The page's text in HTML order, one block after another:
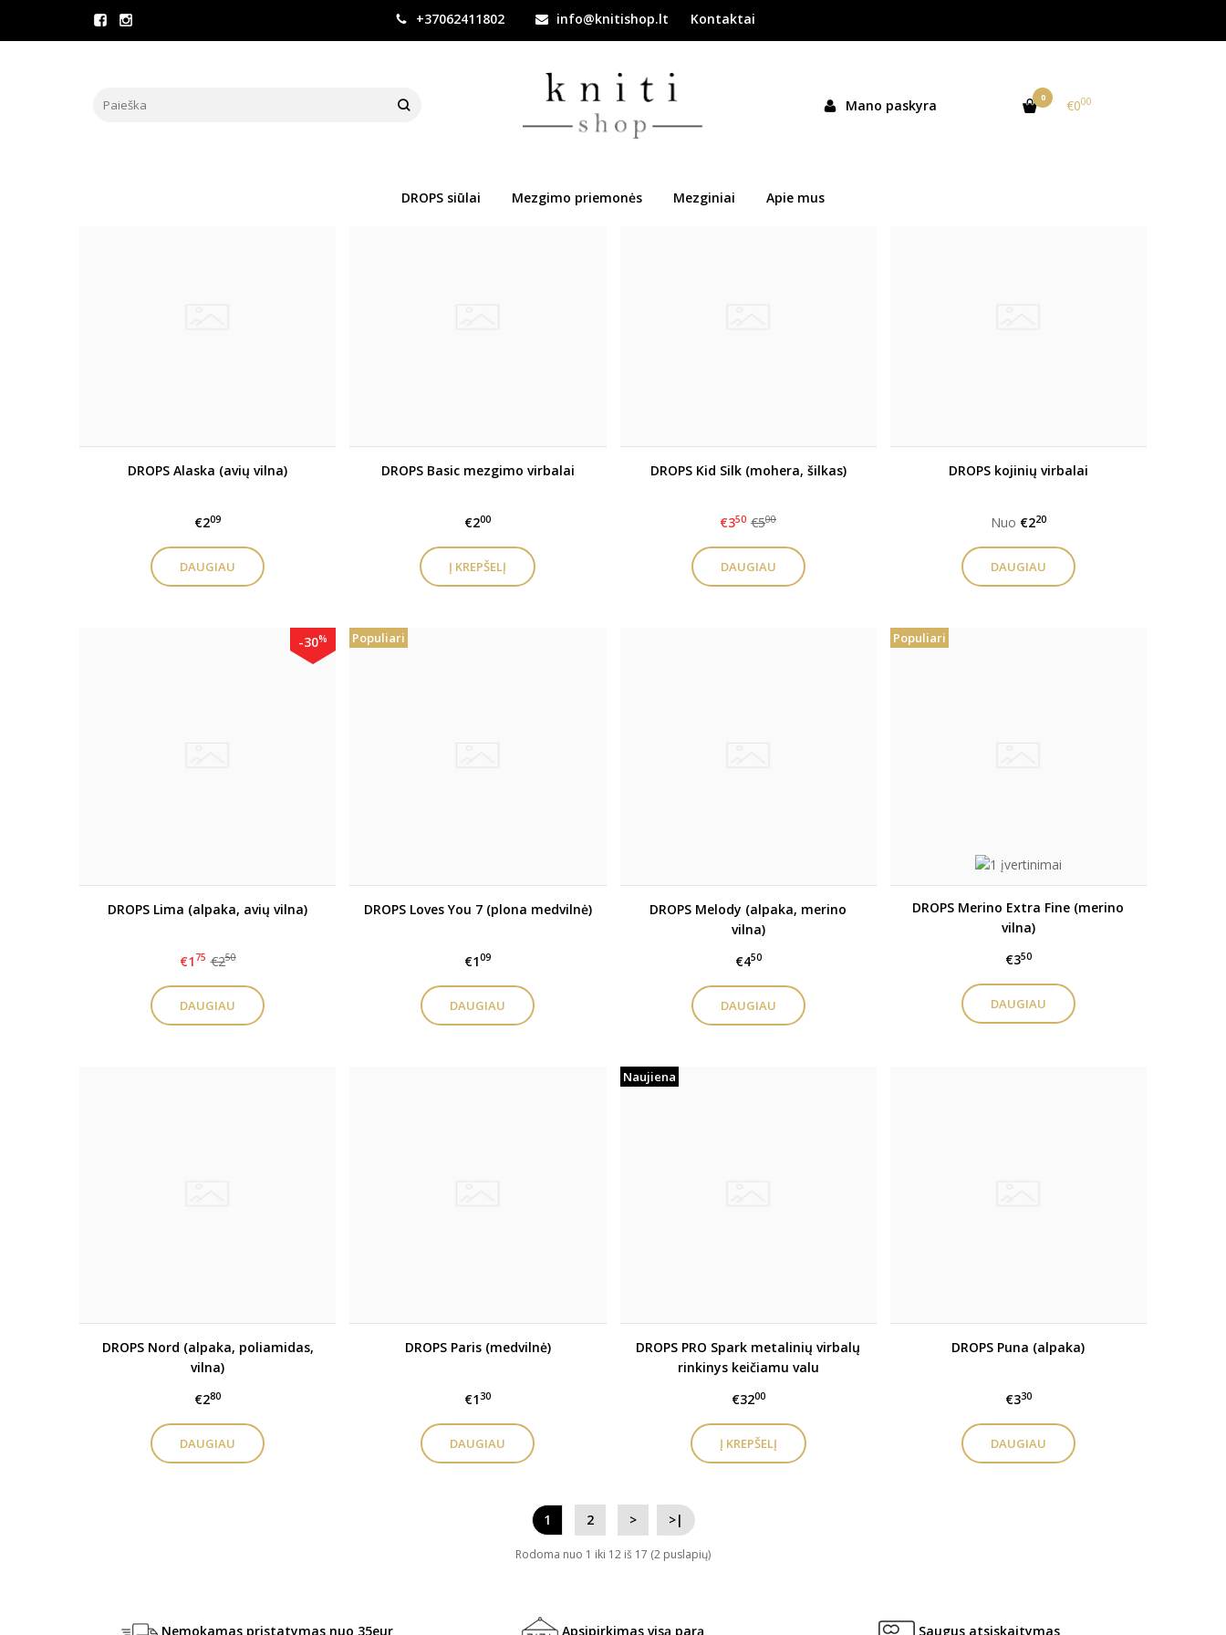
+37062411802 info@knitishop.lt Kontaktai
Mano paskyra 0 €000
DROPS siūlai Mezgimo priemonės Mezginiai Apie mus
PREKIŲ PAIEŠKA - MEZGIMO
DROPS Alaska (avių vilna)
€209
DAUGIAU
DROPS Basic mezgimo virbalai
€200
Naujiena
DROPS Kid Silk (mohera, šilkas)
€350 €500
DAUGIAU
DROPS kojinių virbalai
Nuo €220
DAUGIAU
-30%
DROPS Lima (alpaka, avių vilna)
€1 75 €250
DAUGIAU
Populiari
DROPS Loves You 7 (plona medvilnė)
€109
DAUGIAU
DROPS Melody (alpaka, merino
vilna)
€450
DAUGIAU
Populiari
DROPS Merino Extra Fine (merino
vilna)
€350
DAUGIAU
DROPS Nord (alpaka, poliamidas,
vilna)
€280
DAUGIAU
DROPS Paris (medvilnė)
€130
DAUGIAU
Naujiena
DROPS PRO Spark metalinių virbalų
rinkinys keičiamu valu
€3200
DROPS Puna (alpaka)
€330
DAUGIAU
1 2 > >|
Rodoma nuo 1 iki 12 iš 17 (2 puslapių)
Nemokamas pristatymas nuo 35eur Apsipirkimas visą parą Saugus atsiskaitymas